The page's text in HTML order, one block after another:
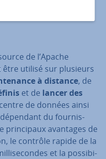
de l’Apache
utilisé sur plusieurs
à distance, de
et de lancer des
de données ainsi
du four­nis­
prin­ci­paux avantages de
le contrôle rapide de la
et la pos­si­bi­